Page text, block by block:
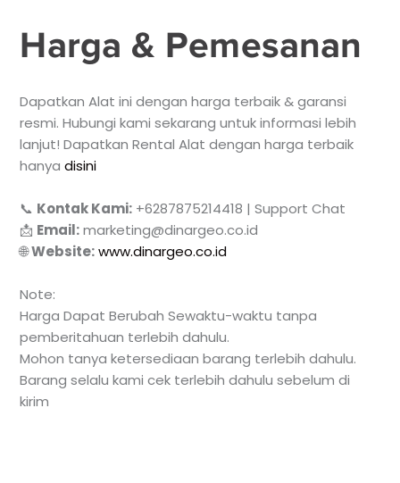
Harga & Pemesanan
Dapatkan Alat ini dengan harga terbaik & garansi
resmi. Hubungi kami sekarang untuk informasi lebih
lanjut! Dapatkan Rental Alat dengan harga terbaik
hanyadisini
📞 Kontak Kami: +6287875214418 | Support Chat
📩 Email:marketing@dinargeo.co.id
🌐Website: www.dinargeo.co.id
Note:
Harga Dapat Berubah Sewaktu-waktu tanpa
pemberitahuan terlebih dahulu.
Mohon tanya ketersediaan barang terlebih dahulu.
Barang selalu kami cek terlebih dahulu sebelum di
kirim